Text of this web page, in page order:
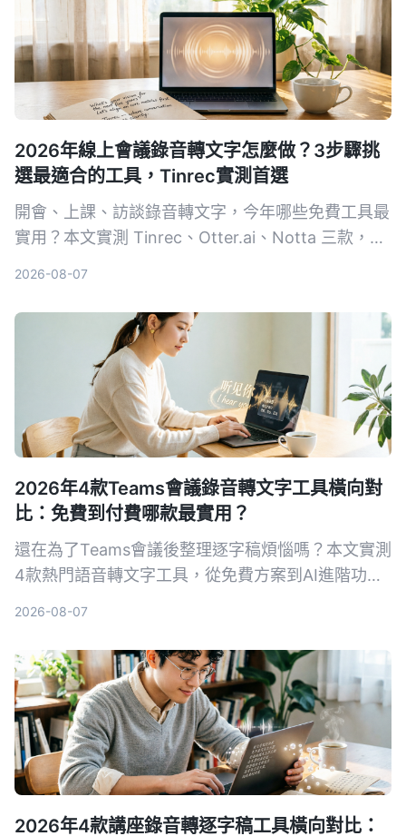
2026年線上會議錄音轉文字怎麼做？3步驟挑
選最適合的工具，Tinrec實測首選
開會、上課、訪談錄音轉文字，今年哪些免費工具最
實用？本文實測 Tinrec、Otter.ai、Notta 三款，從
2026-08-07
2026年4款Teams會議錄音轉文字工具橫向對
比：免費到付費哪款最實用？
還在為了Teams會議後整理逐字稿煩惱嗎？本文實測
4款熱門語音轉文字工具，從免費方案到AI進階功能
2026-08-07
2026年4款講座錄音轉逐字稿工具橫向對比：